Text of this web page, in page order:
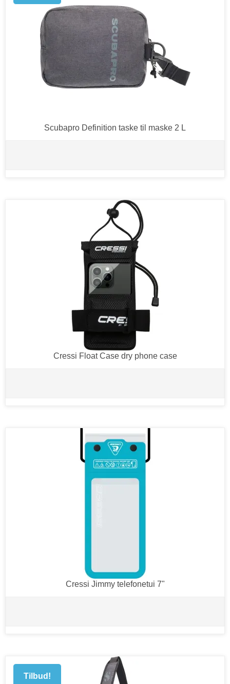
Scubapro Definition taske til maske 2 L
Cressi Float Case dry phone case
Cressi Jimmy telefonetui 7"
Tilbud!